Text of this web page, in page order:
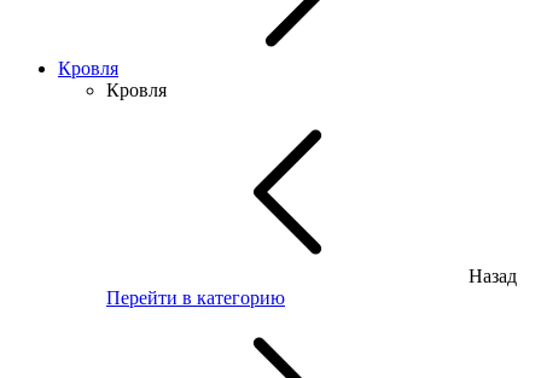
Кровля
Кровля
Назад
Перейти в категорию